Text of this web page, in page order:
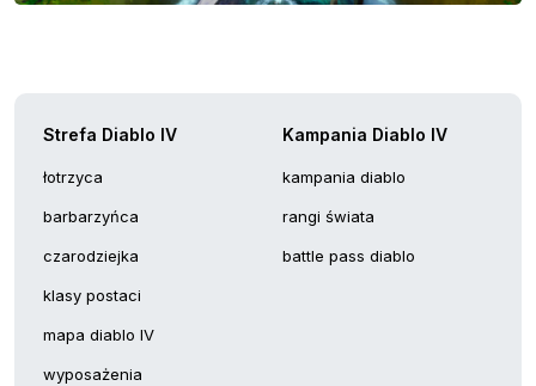
Strefa Diablo IV
łotrzyca
barbarzyńca
czarodziejka
klasy postaci
mapa diablo IV
wyposażenia
Kampania Diablo IV
kampania diablo
rangi świata
battle pass diablo